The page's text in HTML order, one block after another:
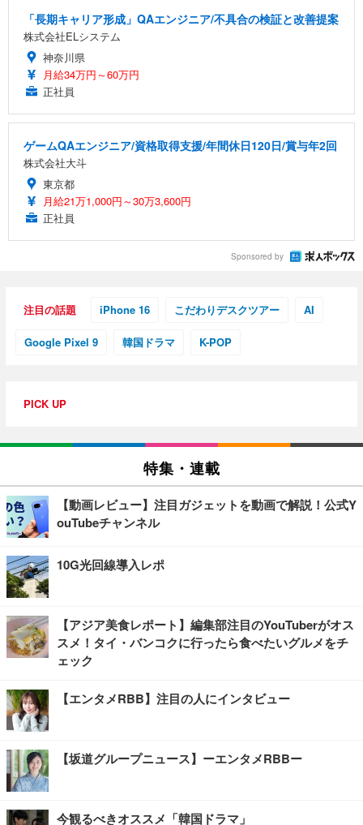
「長期キャリア形成」QAエンジニア/不具合の検証と改善提案
株式会社ELシステム
神奈川県
月給34万円～60万円
正社員
ゲームQAエンジニア/資格取得支援/年間休日120日/賞与年2回
株式会社大斗
東京都
月給21万1,000円～30万3,600円
正社員
Sponsored by
注目の話題 iPhone 16 こだわりデスクツアー AI
Google Pixel 9 韓国ドラマ K-POP
PICK UP
特集・連載
【動画レビュー】注目ガジェットを動画で解説！公式Y
ouTubeチャンネル
10G光回線導入レポ
【アジア美食レポート】編集部注目のYouTuberがオス
スメ！タイ・バンコクに行ったら食べたいグルメをチ
ェック
【エンタメRBB】注目の人にインタビュー
【坂道グループニュース】ーエンタメRBBー
今観るべきオススメ「韓国ドラマ」